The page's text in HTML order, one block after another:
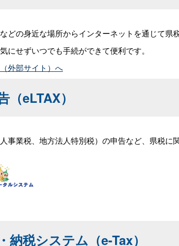
どの身近な場所からインターネットを通じて県
にせずいつでも手続ができて便利です。
外部サイト）へ
（eLTAX）
事業税、地方法人特別税）の申告など、県税に
納税システム（e-Tax）